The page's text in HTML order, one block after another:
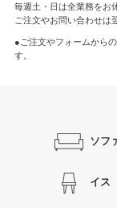
毎週土・日は全業務をお
ご注文やお問い合わせは
●ご注文やフォームからの
す。
ソフ
イス